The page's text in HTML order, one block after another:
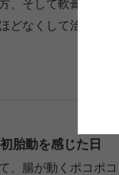
、そして軟膏など
どなくして治った
胎動を感じた日
、腸が動くポコポ